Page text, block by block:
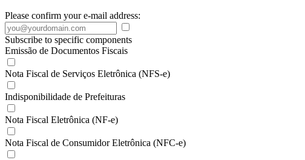
Please confirm your e-mail address:
Subscribe to specific components
Emissão de Documentos Fiscais
Nota Fiscal de Serviços Eletrônica (NFS-e)
Indisponibilidade de Prefeituras
Nota Fiscal Eletrônica (NF-e)
Nota Fiscal de Consumidor Eletrônica (NFC-e)